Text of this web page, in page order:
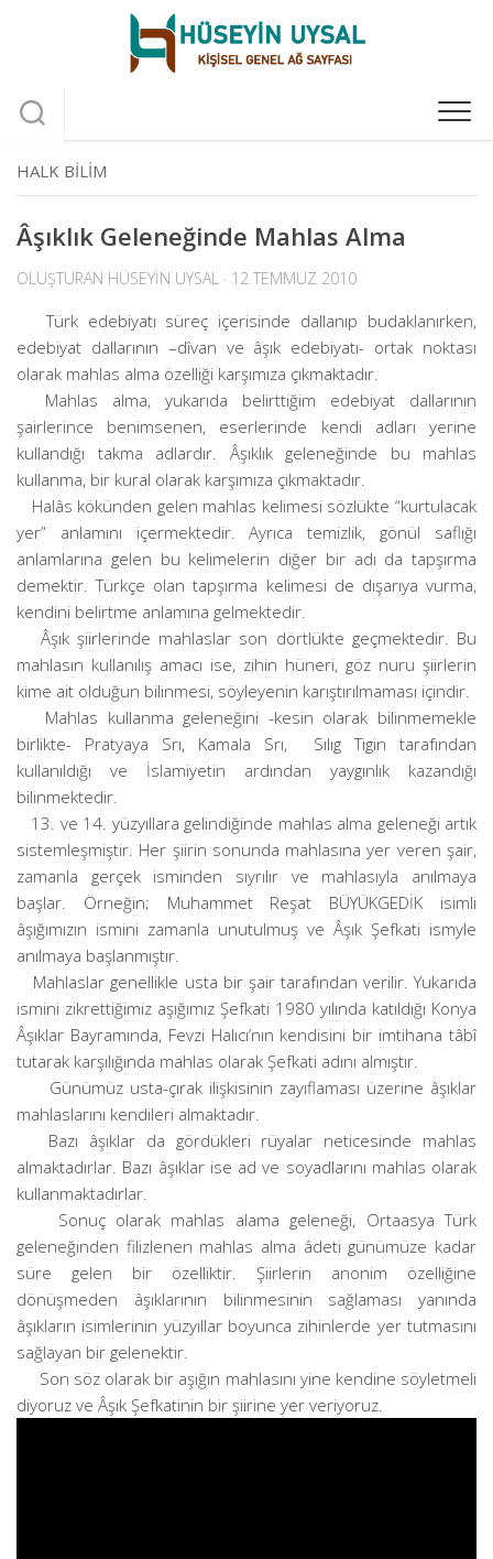
HALK BILIM
Âşıklık Geleneğinde Mahlas Alma
OLUŞTURAN HÜSEYIN UYSAL · 12 TEMMUZ 2010
Türk edebiyatı süreç içerisinde dallanıp budaklanırken,
edebiyat dallarının –dîvan ve âşık edebiyatı- ortak noktası
olarak mahlas alma özelliği karşımıza çıkmaktadır.
Mahlas alma, yukarıda belirttiğim edebiyat dallarının
şairlerince benimsenen, eserlerinde kendi adları yerine
kullandığı takma adlardır. Âşıklık geleneğinde bu mahlas
kullanma, bir kural olarak karşımıza çıkmaktadır.
Halâs kökünden gelen mahlas kelimesi sözlükte “kurtulacak
yer” anlamını içermektedir. Ayrıca temizlik, gönül saflığı
anlamlarına gelen bu kelimelerin diğer bir adı da tapşırma
demektir. Türkçe olan tapşırma kelimesi de dışarıya vurma,
kendini belirtme anlamına gelmektedir.
Âşık şiirlerinde mahlaslar son dörtlükte geçmektedir. Bu
mahlasın kullanılış amacı ise, zihin hüneri, göz nuru şiirlerin
kime ait olduğun bilinmesi, söyleyenin karıştırılmaması içindir.
Mahlas kullanma geleneğini -kesin olarak bilinmemekle
birlikte- Pratyaya Srı, Kamala Srı, Sılıg Tigin tarafından
kullanıldığı ve İslamiyetin ardından yaygınlık kazandığı
bilinmektedir.
13. ve 14. yüzyıllara gelindiğinde mahlas alma geleneği artık
sistemleşmiştir. Her şiirin sonunda mahlasına yer veren şair,
zamanla gerçek isminden sıyrılır ve mahlasıyla anılmaya
başlar. Örneğin; Muhammet Reşat BÜYÜKGEDİK isimli
âşığımızın ismini zamanla unutulmuş ve Âşık Şefkati ismyle
anılmaya başlanmıştır.
Mahlaslar genellikle usta bir şair tarafından verilir. Yukarıda
ismini zikrettiğimiz aşığımız Şefkati 1980 yılında katıldığı Konya
Âşıklar Bayramında, Fevzi Halıcı’nın kendisini bir imtihana tâbî
tutarak karşılığında mahlas olarak Şefkati adını almıştır.
Günümüz usta-çırak ilişkisinin zayıflaması üzerine âşıklar
mahlaslarını kendileri almaktadır.
Bazı âşıklar da gördükleri rüyalar neticesinde mahlas
almaktadırlar. Bazı âşıklar ise ad ve soyadlarını mahlas olarak
kullanmaktadırlar.
Sonuç olarak mahlas alama geleneği, Ortaasya Türk
geleneğinden filizlenen mahlas alma âdeti günümüze kadar
süre gelen bir özelliktir. Şiirlerin anonim özelliğine
dönüşmeden âşıklarının bilinmesinin sağlaması yanında
âşıkların isimlerinin yüzyıllar boyunca zihinlerde yer tutmasını
sağlayan bir gelenektir.
Son söz olarak bir aşığın mahlasını yine kendine söyletmeli
diyoruz ve Âşık Şefkatinin bir şiirine yer veriyoruz.